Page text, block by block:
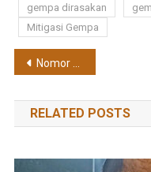
gempa dirasakan
Mitigasi Gempa
Post
navigation
Nomor WA Kamu Terima Saldo DANA Gratis 2025 Rp498.000, Dompet Digital Tambah Tebal?
RELATED POSTS